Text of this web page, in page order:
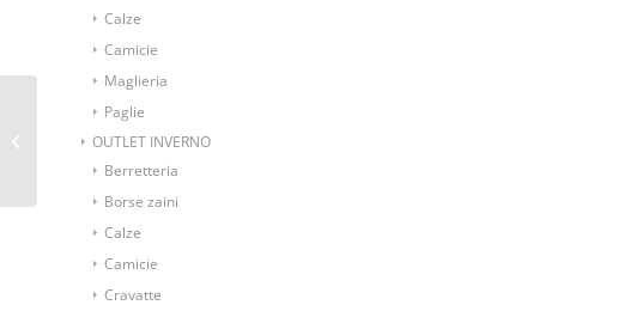
Calze
Camicie
Maglieria
Paglie
OUTLET INVERNO
Berretteria
Borse zaini
Calze
Camicie
Cravatte
Sciarpetta tubolare in
seta fantasia cravatta
fondo bordeaux